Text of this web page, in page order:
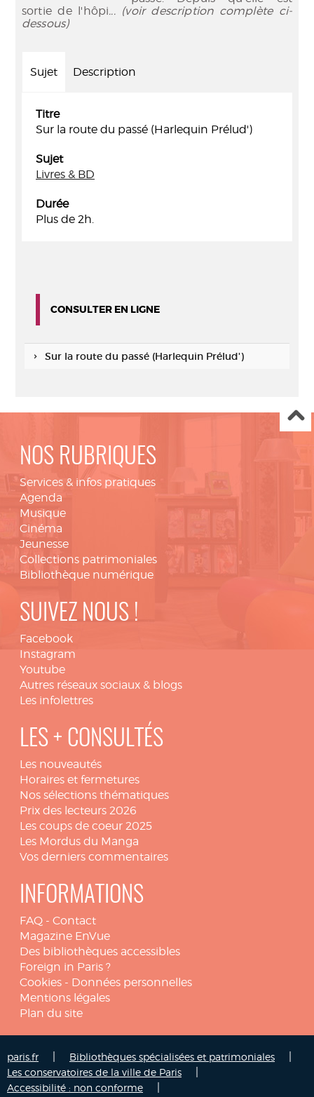
sortie de l'hôpi... (voir description complète ci-
dessous)
Sujet Description
Titre
Sur la route du passé (Harlequin Prélud')
Sujet
Livres & BD
Durée
Plus de 2h.
CONSULTER EN LIGNE
Sur la route du passé (Harlequin Prélud')
NOS RUBRIQUES
Services & infos pratiques
Agenda
Musique
Cinéma
Jeunesse
Collections patrimoniales
Bibliothèque numérique
SUIVEZ NOUS !
Facebook
Instagram
Youtube
Autres réseaux sociaux & blogs
Les infolettres
LES + CONSULTÉS
Les nouveautés
Horaires et fermetures
Nos sélections thématiques
Prix des lecteurs 2026
Les coups de coeur 2025
Les Mordus du Manga
Vos derniers commentaires
INFORMATIONS
FAQ - Contact
Magazine EnVue
Des bibliothèques accessibles
Foreign in Paris ?
Cookies - Données personnelles
Mentions légales
Plan du site
paris.fr Bibliothèques spécialisées et patrimoniales
Les conservatoires de la ville de Paris
Accessibilité : non conforme